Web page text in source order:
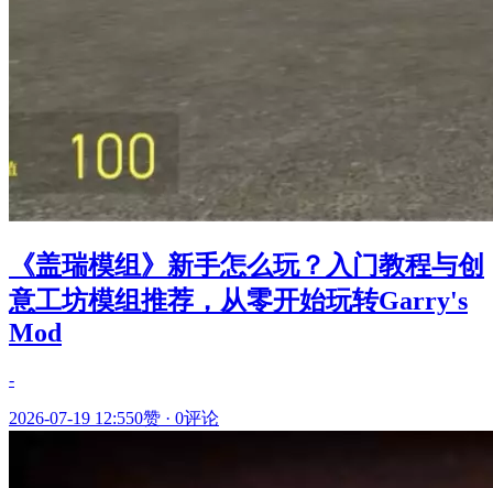
《盖瑞模组》新手怎么玩？入门教程与创
意工坊模组推荐，从零开始玩转Garry's
Mod
-
2026-07-19 12:550赞 · 0评论